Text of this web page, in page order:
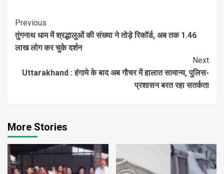
Continue
Reading
Previous
तुंगनाथ धाम में श्रद्धालुओं की संख्या ने तोड़े रिकॉर्ड, अब तक 1.46
लाख लोग कर चुके दर्शन
Next
Uttarakhand : हंगामे के बाद अब गौचर में हालात सामान्य, पुलिस-
प्रशासन बरत रहा सतर्कता
More Stories